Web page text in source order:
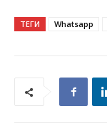
ТЕГИ Whatsapp